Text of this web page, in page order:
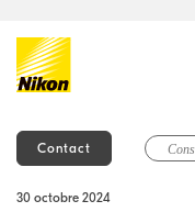
Contact
30 octobre 2024